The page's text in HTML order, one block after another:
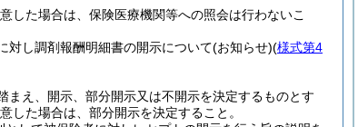
した場合は、保険医療機関等への照会は行わないこ
対し調剤報酬明細書の開示について(お知らせ)(様式第4
え、開示、部分開示又は不開示を決定するものとす
した場合は、部分開示を決定すること。